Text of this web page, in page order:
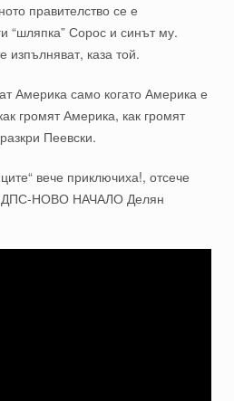
правителство се е
“шляпка” Сорос и синът му.
изпълняват, каза той.
Америка само когато Америка е
громят Америка, как громят
Пеевски.
вече приключиха!, отсече
ДПС-НОВО НАЧАЛО Делян